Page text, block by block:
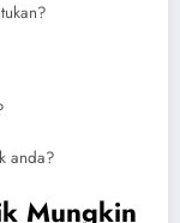
anda?
Mungkin